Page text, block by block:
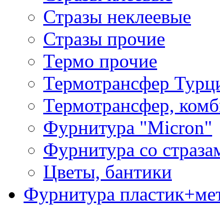
Стразы неклеевые
Стразы прочие
Термо прочие
Термотрансфер
Термотрансфер,
Фурнитура "Micron"
Фурнитура со
Цветы, бантики
Фурнитура